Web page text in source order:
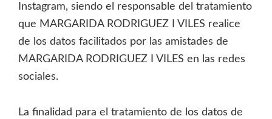
Instagram, siendo el responsable del tratamiento
que MARGARIDA RODRIGUEZ I VILES realice
de los datos facilitados por las amistades de
MARGARIDA RODRIGUEZ I VILES en las redes
sociales.
La finalidad para el tratamiento de los datos de